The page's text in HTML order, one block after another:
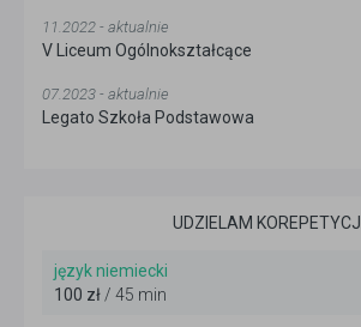
11.2022 - aktualnie
V Liceum Ogólnokształcące
07.2023 - aktualnie
Legato Szkoła Podstawowa
UDZIELAM KOREPETYCJI
język niemiecki
100 zł / 45 min